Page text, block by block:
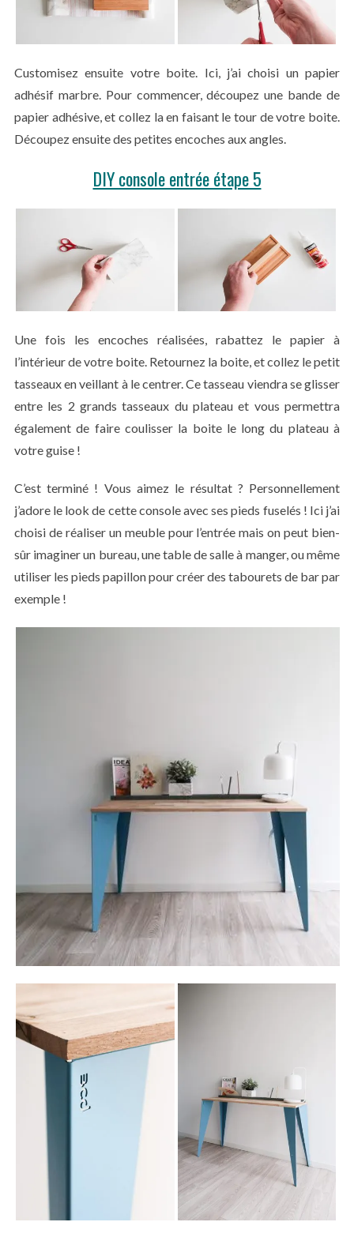
Customisez ensuite votre boite. Ici, j’ai choisi un papier
adhésif marbre. Pour commencer, découpez une bande de
papier adhésive, et collez la en faisant le tour de votre boite.
Découpez ensuite des petites encoches aux angles.
DIY console entrée étape 5
Une fois les encoches réalisées, rabattez le papier à
l’intérieur de votre boite. Retournez la boite, et collez le petit
tasseaux en veillant à le centrer. Ce tasseau viendra se glisser
entre les 2 grands tasseaux du plateau et vous permettra
également de faire coulisser la boite le long du plateau à
votre guise !
C’est terminé ! Vous aimez le résultat ? Personnellement
j’adore le look de cette console avec ses pieds fuselés ! Ici j’ai
choisi de réaliser un meuble pour l’entrée mais on peut bien-
sûr imaginer un bureau, une table de salle à manger, ou même
utiliser les pieds papillon pour créer des tabourets de bar par
exemple !
r
h
o
r
: